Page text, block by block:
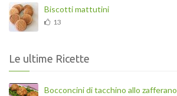
Biscotti mattutini
13
Le ultime Ricette
Bocconcini di tacchino allo zafferano